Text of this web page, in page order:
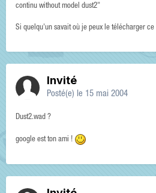
continu without model dust2"
Si quelqu'un savait où je peux le télécharger
Invité
Posté(e) le 15 mai 2004
Dust2.wad ?
google est ton ami !